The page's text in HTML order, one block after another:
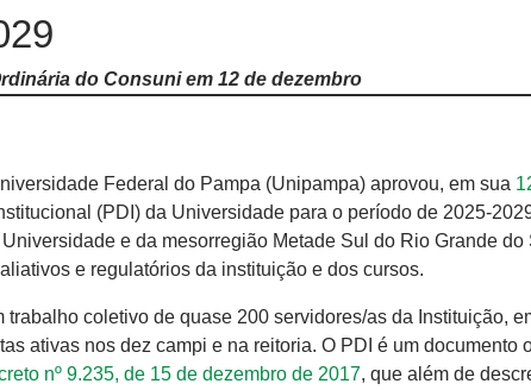
do Consuni em 12 de dezembro
Federal do Pampa (Unipampa) aprovou, em sua
(PDI) da Universidade para o período de 2025-
e da mesorregião Metade Sul do Rio Grande do
e regulatórios da instituição e dos cursos.
coletivo de quase 200 servidores/as da Instituição,
ativas nos dez campi e na reitoria. O PDI é um documento
nº 9.235, de 15 de dezembro de 2017, que além de